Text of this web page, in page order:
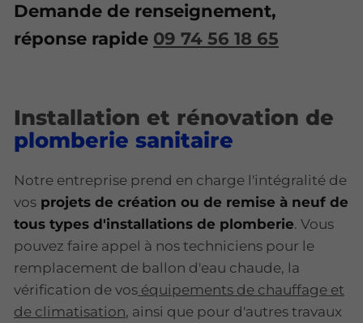
Demande de renseignement,
réponse rapide 09 74 56 18 65
Installation et rénovation de
plomberie sanitaire
Notre entreprise prend en charge l'intégralité de
vos projets de création ou de remise à neuf de
tous types d'installations de plomberie. Vous
pouvez faire appel à nos techniciens pour le
remplacement de ballon d'eau chaude, la
vérification de vos équipements de chauffage et
de climatisation, ainsi que pour d'autres travaux